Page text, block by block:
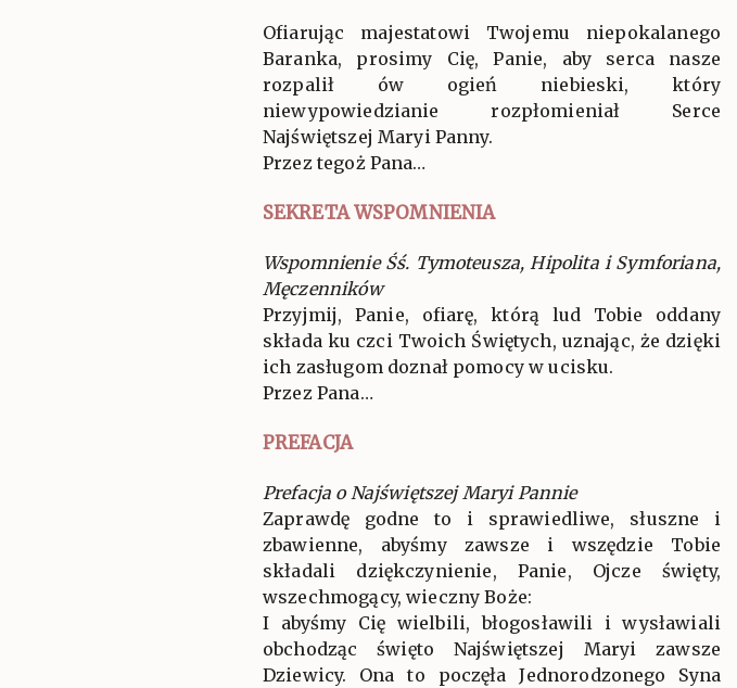
Ofiarując majestatowi Twojemu niepokalanego
Baranka, prosimy Cię, Panie, aby serca nasze
rozpalił ów ogień niebieski, który
niewypowiedzianie rozpłomieniał Serce
Najświętszej Maryi Panny.
Przez tegoż Pana…
SEKRETA WSPOMNIENIA
Wspomnienie Śś. Tymoteusza, Hipolita i Symforiana,
Męczenników
Przyjmij, Panie, ofiarę, którą lud Tobie oddany
składa ku czci Twoich Świętych, uznając, że dzięki
ich zasługom doznał pomocy w ucisku.
Przez Pana…
PREFACJA
Prefacja o Najświętszej Maryi Pannie
Zaprawdę godne to i sprawiedliwe, słuszne i
zbawienne, abyśmy zawsze i wszędzie Tobie
składali dziękczynienie, Panie, Ojcze święty,
wszechmogący, wieczny Boże:
I abyśmy Cię wielbili, błogosławili i wysławiali
obchodząc święto Najświętszej Maryi zawsze
Dziewicy. Ona to poczęła Jednorodzonego Syna